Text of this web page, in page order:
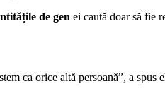
de gen ei caută doar să fie
ca orice altă persoană”, a spus